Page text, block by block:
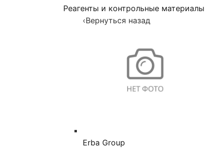
Реагенты и контрольные материалы
‹Вернуться назад
Erba Group